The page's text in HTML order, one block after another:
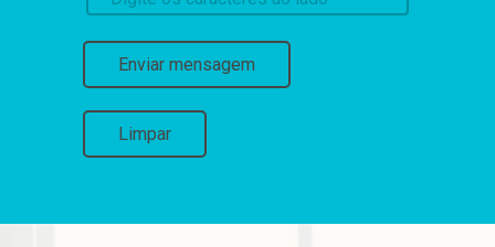
Enviar mensagem
Limpar